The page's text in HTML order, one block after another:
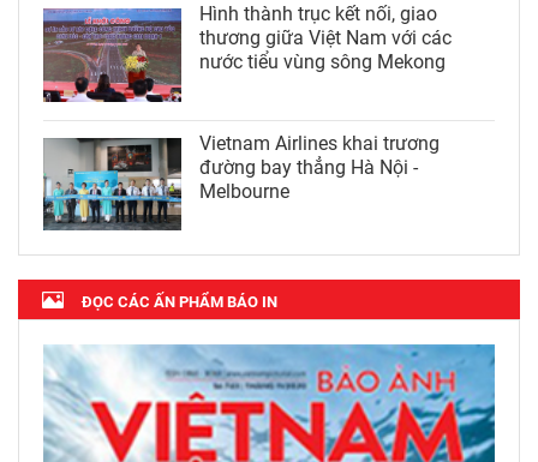
Hình thành trục kết nối, giao
thương giữa Việt Nam với các
nước tiểu vùng sông Mekong
Vietnam Airlines khai trương
đường bay thẳng Hà Nội -
Melbourne
ĐỌC CÁC ẤN PHẨM BÁO IN